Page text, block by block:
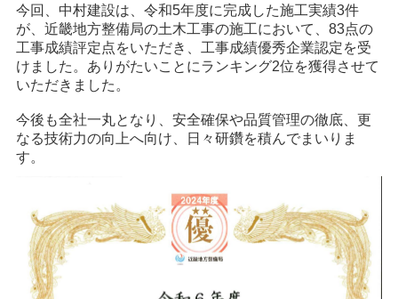
今回、中村建設は、令和5年度に完成した施工実績3件
が、近畿地方整備局の土木工事の施工において、83点の
工事成績評定点をいただき、工事成績優秀企業認定を受
けました。ありがたいことにランキング2位を獲得させて
いただきました。
今後も全社一丸となり、安全確保や品質管理の徹底、更
なる技術力の向上へ向け、日々研鑽を積んでまいりま
す。